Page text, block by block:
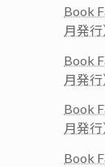
Book
月発行
Book
月発行
Book
月発行
Book